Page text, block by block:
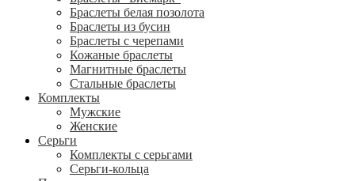
Браслеты белая позолота
Браслеты из бусин
Браслеты с черепами
Кожаные браслеты
Магнитные браслеты
Стальные браслеты
Комплекты
Мужские
Женские
Серьги
Комплекты с серьгами
Серьги-кольца